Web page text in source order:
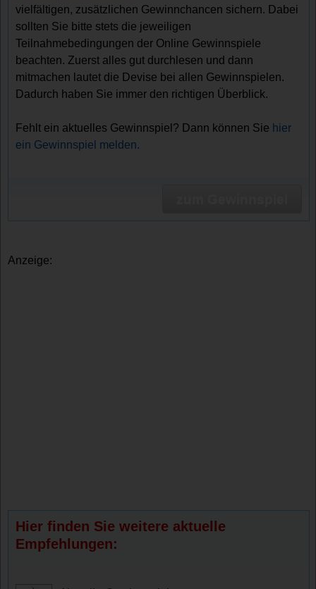
vielfältigen, zusätzlichen Gewinnchancen sichern. Dabei
sollten Sie bitte stets die jeweiligen
Teilnahmebedingungen der Online Gewinnspiele
beachten. Zuerst alles gut durchlesen und dann
mitmachen lautet die Devise bei allen Gewinnspielen.
Dadurch haben Sie immer den richtigen Überblick.
Fehlt ein aktuelles Gewinnspiel? Dann können Sie hier
ein Gewinnspiel melden.
Anzeige:
Hier finden Sie weitere aktuelle
Empfehlungen: